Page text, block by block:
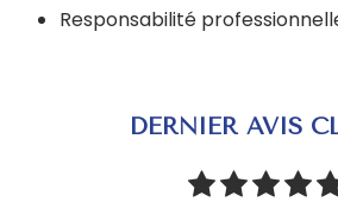
Responsabilité
DERNIER AVIS